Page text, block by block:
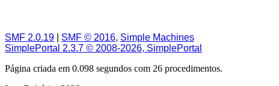
SMF 2.0.19 SMF © 2016, Simple Machines
SimplePortal 2.3.7 © 2008-2026, SimplePortal
Página criada em 0.098 segundos com 26 procedimentos.